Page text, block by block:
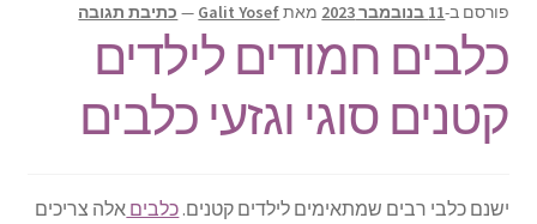
פורסם ב-11 בנובמבר 2023 מאתGalit Yosef
— כתיבת תגובה
כלבים חמודים לילדים
קטנים סוגי וגזעי כלבים
ישנם כלבי רבים שמתאימים לילדים קטנים. כלבים אלה צריכים